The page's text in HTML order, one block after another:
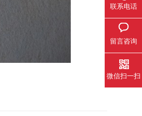
联系电话
留言咨询
微信扫一扫